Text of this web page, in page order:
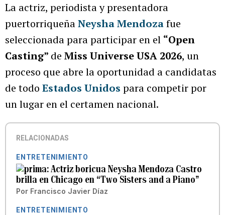
La actriz, periodista y presentadora
puertorriqueñaNeysha Mendozafue
seleccionada para participar en el “Open
Casting” de Miss Universe USA 2026, un
proceso que abre la oportunidad a candidatas
de todo Estados Unidos para competir por
un lugar en el certamen nacional.
RELACIONADAS
ENTRETENIMIENTO
Actriz boricua Neysha Mendoza Castro
brilla en Chicago en “Two Sisters and a Piano”
Por Francisco Javier Díaz
ENTRETENIMIENTO